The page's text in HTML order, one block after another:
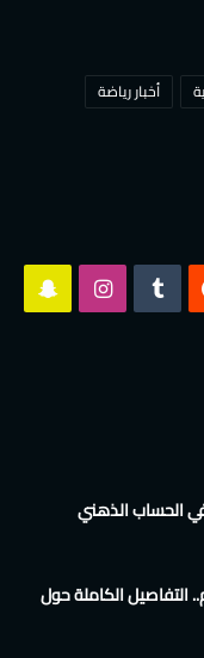
أخبار رياضة
انستقرام
في الحساب الذهني
التفاصيل الكاملة حول